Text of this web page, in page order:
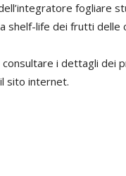
fogliare
shelf-life dei frutti
i dettagli dei
sito internet.